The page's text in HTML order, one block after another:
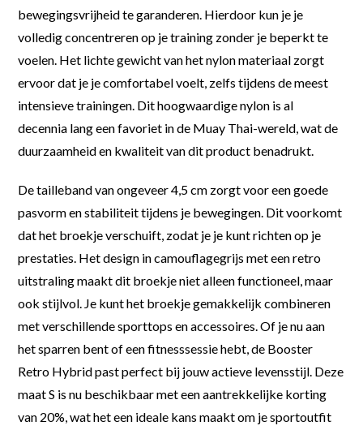
bewegingsvrijheid te garanderen. Hierdoor kun je je
volledig concentreren op je training zonder je beperkt te
voelen. Het lichte gewicht van het nylon materiaal zorgt
ervoor dat je je comfortabel voelt, zelfs tijdens de meest
intensieve trainingen. Dit hoogwaardige nylon is al
decennia lang een favoriet in de Muay Thai-wereld, wat de
duurzaamheid en kwaliteit van dit product benadrukt.
De tailleband van ongeveer 4,5 cm zorgt voor een goede
pasvorm en stabiliteit tijdens je bewegingen. Dit voorkomt
dat het broekje verschuift, zodat je je kunt richten op je
prestaties. Het design in camouflagegrijs met een retro
uitstraling maakt dit broekje niet alleen functioneel, maar
ook stijlvol. Je kunt het broekje gemakkelijk combineren
met verschillende sporttops en accessoires. Of je nu aan
het sparren bent of een fitnesssessie hebt, de Booster
Retro Hybrid past perfect bij jouw actieve levensstijl. Deze
maat S is nu beschikbaar met een aantrekkelijke korting
van 20%, wat het een ideale kans maakt om je sportoutfit